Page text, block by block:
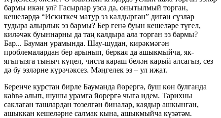
бармы икән ул? Гасырлар узса да, онытылмый торган,
кешеләрдә “Искиткеч матур эз калдырган” дигән сүзләр
тудыра алырлык эз бармы? Бер генә буын кешеләре түгел,
киләчәк буыннарны да таң калдыра ала торган эз бармы?
Бар... Бауман урамында. Шау-шудан, кирәкмәгән
проблемалардан бер арынып, беркая да ашыкмыйча, як-
ягыгызга тыныч күңел, чиста караш белән карый алсагыз, сез
дә бу эзләрне күрәчәксез. Мәңгелек эз – ул иҗат.
Беренче курстан бирле Бауманда йөрергә, буш көн булганда
каһвә алып, шушы урамга йөрергә чыга идем. Тарихны
саклаган ташлардан төзелгән биналар, каядыр ашкынган,
ашыккан кешеләрне салмак кына, ашыкмыйча күзәтәм.